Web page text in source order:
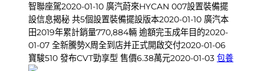
智聯座駕2020-01-10 廣汽蔚來HYCAN 007設置裝備擺
設信息揭秘 共5個設置裝備擺設版本2020-01-10 廣汽本
田2019年累計銷量770,884輛 逾額完玉成年目的2020-
01-07 全新騰勢X周全到店并正式開啟交付2020-01-06
寶駿510 發布CVT勁享型 售價6.38萬元2020-01-03 包養